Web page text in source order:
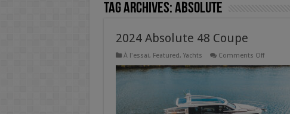
Tag Archives:absolute
2024 Absolute 48 Coupe
À l'essai, Featured, Yachts Comments Offon
Absolute